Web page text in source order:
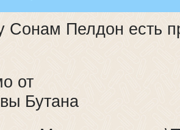
Сонам Пелдон есть